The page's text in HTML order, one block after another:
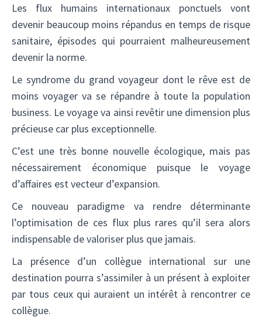
Les flux humains internationaux ponctuels vont
devenir beaucoup moins répandus en temps de risque
sanitaire, épisodes qui pourraient malheureusement
devenir la norme.
Le syndrome du grand voyageur dont le rêve est de
moins voyager va se répandre à toute la population
business. Le voyage va ainsi revêtir une dimension plus
précieuse car plus exceptionnelle.
C’est une très bonne nouvelle écologique, mais pas
nécessairement économique puisque le voyage
d’affaires est vecteur d’expansion.
Ce nouveau paradigme va rendre déterminante
l’optimisation de ces flux plus rares qu’il sera alors
indispensable de valoriser plus que jamais.
La présence d’un collègue international sur une
destination pourra s’assimiler à un présent à exploiter
par tous ceux qui auraient un intérêt à rencontrer ce
collègue.